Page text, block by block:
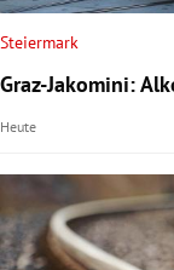
Steiermark
Graz-Jakomini:
Heute